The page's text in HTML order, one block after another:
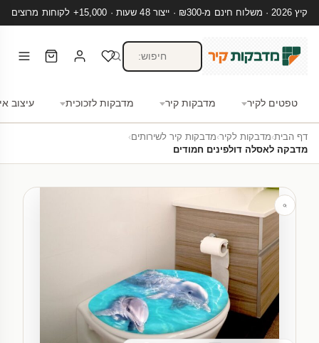
קיץ 2026 · משלוח חינם מ-₪300 · ייצור 48 שעות · 15,000+ לקוחות מרוצים
טפטים לקיר מדבקות קיר מדבקות לזכוכית עיצוב
דף הבית›מדבקות לקיר›מדבקות קיר לשירותים›
מדבקה לאסלה דולפינים חמודים